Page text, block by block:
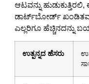
ಆಟವನ್ನು
ಡಾರ್ಟ್‌ಬೋರ್ಡ್
ಎಲ್ಲರಿಗೂ ಹೆಚ್ಚಿನದನ್ನು
ಉತ್ಪನ್ನದ ಹೆಸರು